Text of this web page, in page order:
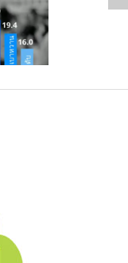
ดับ
าร